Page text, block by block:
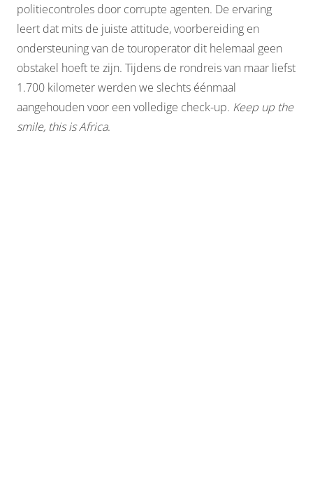
politiecontroles door corrupte agenten. De ervaring
leert dat mits de juiste attitude, voorbereiding en
ondersteuning van de touroperator dit helemaal geen
obstakel hoeft te zijn. Tijdens de rondreis van maar liefst
1.700 kilometer werden we slechts éénmaal
aangehouden voor een volledige check-up. Keep up the
smile, this is Africa.